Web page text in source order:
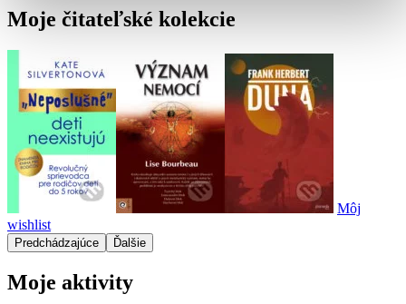
Moje čitateľské kolekcie
Môj
wishlist
Predchádzajúce Ďalšie
Moje aktivity